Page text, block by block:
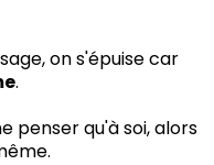
on s'épuise car
.
penser qu'à soi, alors